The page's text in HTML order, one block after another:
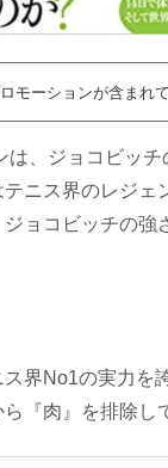
モーションが含まれ
は、ジョコビッチ
ニス界のレジェ
ョコビッチの強
界No1の実力を
『肉』を排除し